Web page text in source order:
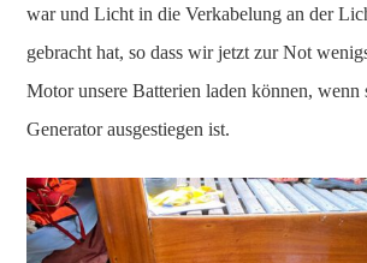
war und Licht in die Verkabelung an der
gebracht hat, so dass wir jetzt zur Not
Motor unsere Batterien laden können, wenn
Generator ausgestiegen ist.